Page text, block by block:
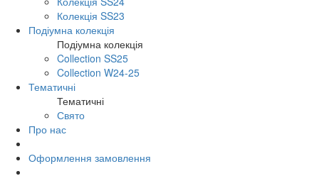
Колекція SS23
Подіумна колекція
Подіумна колекція
Collection SS25
Collection W24-25
Тематичні
Тематичні
Свято
Про нас
Оформлення замовлення